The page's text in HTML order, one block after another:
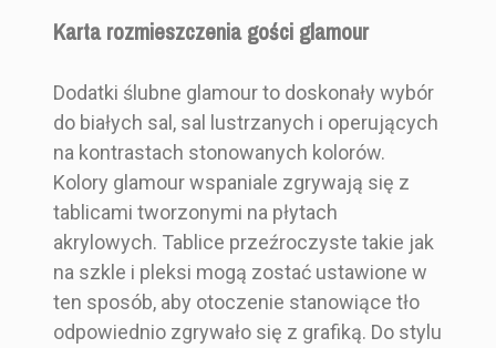
Karta rozmieszczenia gości glamour
Dodatki ślubne glamour to doskonały wybór
do białych sal, sal lustrzanych i operujących
na kontrastach stonowanych kolorów.
Kolory glamour wspaniale zgrywają się z
tablicami tworzonymi na płytach
akrylowych. Tablice przeźroczyste takie jak
na szkle i pleksi mogą zostać ustawione w
ten sposób, aby otoczenie stanowiące tło
odpowiednio zgrywało się z grafiką. Do stylu